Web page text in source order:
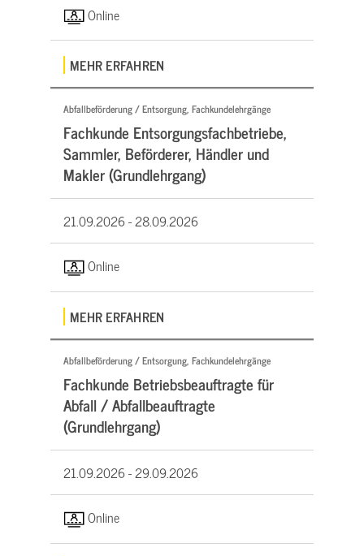
Online
MEHR ERFAHREN
Abfallbeförderung / Entsorgung, Fachkundelehrgänge
Fachkunde Entsorgungsfachbetriebe,
Sammler, Beförderer, Händler und
Makler (Grundlehrgang)
21.09.2026 -28.09.2026
Online
MEHR ERFAHREN
Abfallbeförderung / Entsorgung, Fachkundelehrgänge
Fachkunde Betriebsbeauftragte für
Abfall / Abfallbeauftragte
(Grundlehrgang)
21.09.2026 -29.09.2026
Online